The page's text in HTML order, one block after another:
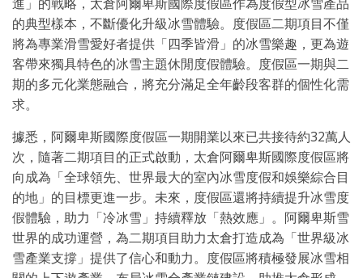
的典型樣本，不斷優化升級冰雪體驗。度假區二期項目不僅
將為專業滑雪愛好者提供「四季皆滑」的冰雪樂趣，更為遊
客帶來獨具特色的冰雪主題休閒度假體驗。度假區一期與二
期的多元化業態融合，將充分滿足全年齡段客群的個性化需
求。
據悉，阿爾卑斯國際度假區一期開業以來已共接待約32萬人
次，隨著二期項目的正式啟動，太倉阿爾卑斯國際度假區將
向成為「全球領先、世界最大的室內冰雪度假和娛樂綜合目
的地」的目標更進一步。未來，度假區還將持續提升冰雪度
假體驗，助力「冷冰雪」持續釋放「熱效應」。阿爾卑斯雪
世界的成功運營，為二期項目助力太倉打造成為「世界級冰
雪產業支撐」提供了信心和動力。度假區將積極發展冰雪相